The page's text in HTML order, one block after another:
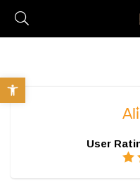
פתח
User